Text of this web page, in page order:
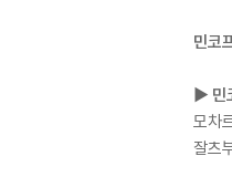
민코
▶ 민
모차
잘츠